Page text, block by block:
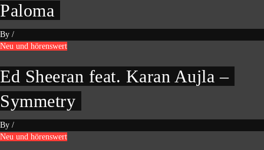
Paloma
By /
Neu und hörenswert
Ed Sheeran feat. Karan Aujla –
Symmetry
By /
Neu und hörenswert